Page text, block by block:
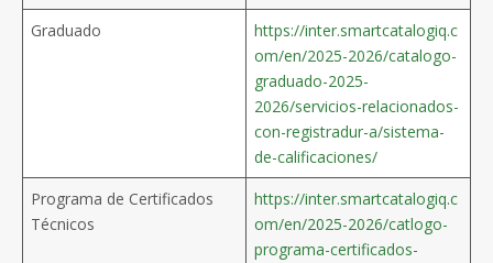
Graduado
https://inter.smartcatalogiq.c
om/en/2025-2026/catalogo-
graduado-2025-
2026/servicios-relacionados-
con-registradur-a/sistema-
de-calificaciones/
Programa de Certificados
Técnicos
https://inter.smartcatalogiq.c
om/en/2025-2026/catlogo-
programa-certificados-